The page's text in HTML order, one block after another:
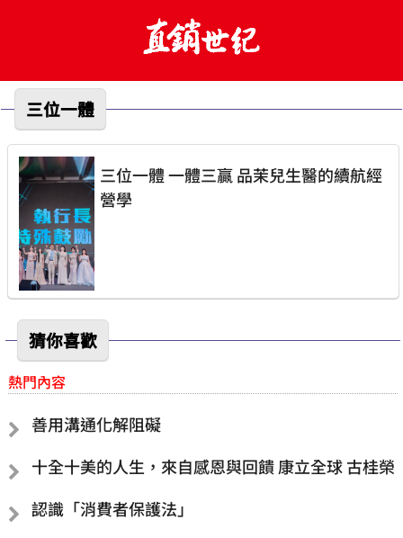
三位一體
三位一體 一體三贏 品茉兒生醫的續航經
營學
猜你喜歡
熱門內容
善用溝通化解阻礙
十全十美的人生，來自感恩與回饋 康立全球 古桂榮
認識「消費者保護法」